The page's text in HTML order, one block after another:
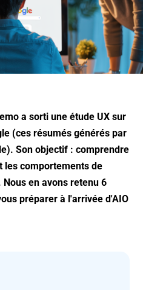
a sorti une étude UX sur
(ces résumés générés par
Son objectif : comprendre
les comportements de
en avons retenu 6
préparer à l'arrivée d'AIO